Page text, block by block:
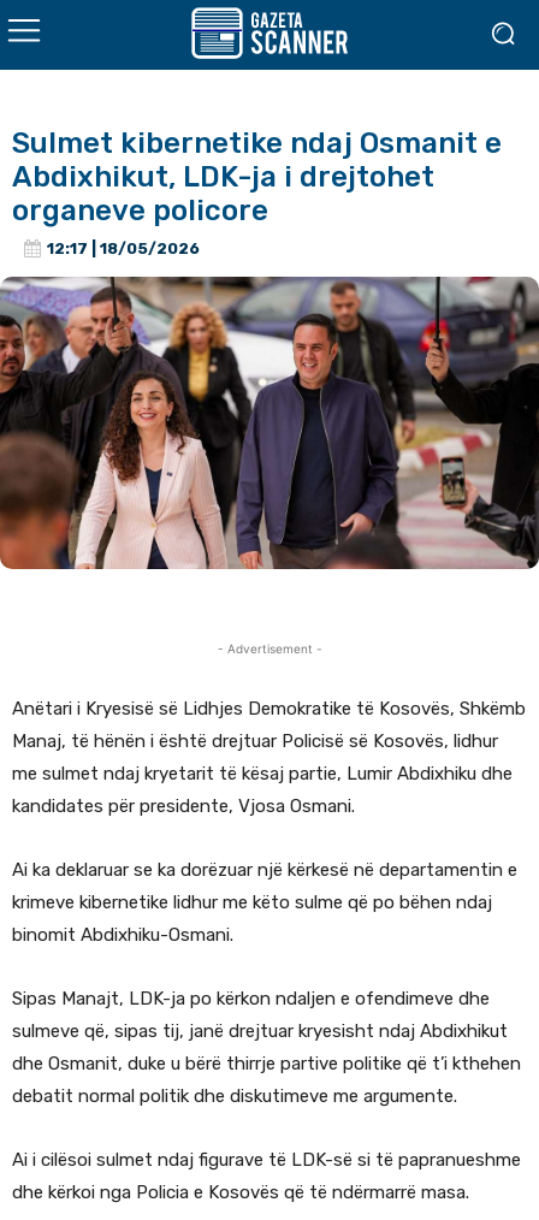
Sulmet kibernetike ndaj Osmanit e
Abdixhikut, LDK-ja i drejtohet
organeve policore
12:17 | 18/05/2026
- Advertisement -
Anëtari i Kryesisë së Lidhjes Demokratike të Kosovës, Shkëmb
Manaj, të hënën i është drejtuar Policisë së Kosovës, lidhur
me sulmet ndaj kryetarit të kësaj partie, Lumir Abdixhiku dhe
kandidates për presidente, Vjosa Osmani.
Ai ka deklaruar se ka dorëzuar një kërkesë në departamentin e
krimeve kibernetike lidhur me këto sulme që po bëhen ndaj
binomit Abdixhiku-Osmani.
Sipas Manajt, LDK-ja po kërkon ndaljen e ofendimeve dhe
sulmeve që, sipas tij, janë drejtuar kryesisht ndaj Abdixhikut
dhe Osmanit, duke u bërë thirrje partive politike që t’i kthehen
debatit normal politik dhe diskutimeve me argumente.
Ai i cilësoi sulmet ndaj figurave të LDK-së si të papranueshme
dhe kërkoi nga Policia e Kosovës që të ndërmarrë masa.